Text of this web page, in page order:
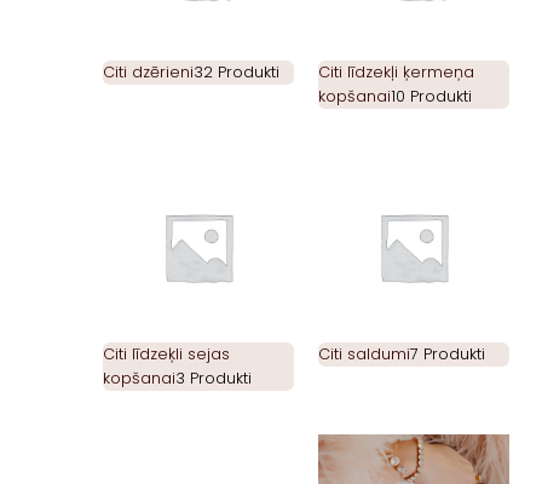
Citi dzērieni32 Produkti
Citi līdzekļi ķermeņa
kopšanai10 Produkti
Citi līdzeķli sejas
kopšanai3 Produkti
Citi saldumi7 Produkti